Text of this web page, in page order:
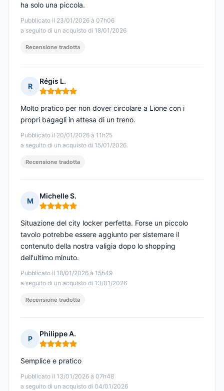
Pubblicato il 23/01/2026 à 07h06
a seguito di un acquisto di 18/01/2026
ha solo una piccola.
Recensione tradotta
R
Régis L.
Nota: 5 su 5
Pubblicato il 20/01/2026 à 11h25
a seguito di un acquisto di 15/01/2026
Molto pratico per non dover circolare a Lione con i
propri bagagli in attesa di un treno.
Recensione tradotta
M
Michelle S.
Nota: 5 su 5
Pubblicato il 18/01/2026 à 15h49
a seguito di un acquisto di 13/01/2026
Situazione del city locker perfetta. Forse un piccolo
tavolo potrebbe essere aggiunto per sistemare il
contenuto della nostra valigia dopo lo shopping
dell'ultimo minuto.
Recensione tradotta
P
Philippe A.
Nota: 5 su 5
Pubblicato il 13/01/2026 à 07h48
a seguito di un acquisto di 04/01/2026
Semplice e pratico